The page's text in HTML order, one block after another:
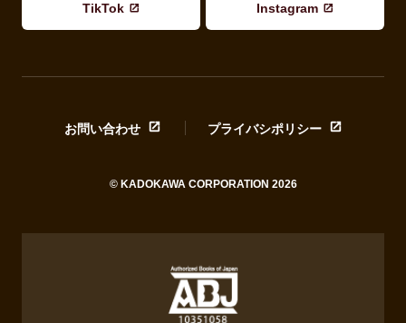
TikTok Instagram
お問い合わせ プライバシポリシー
© KADOKAWA CORPORATION 2026